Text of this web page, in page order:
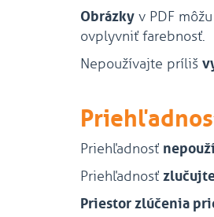
Obrázky v PDF
ovplyvniť farebnosť.
Nepoužívajte príliš
Priehľadnosť
Priehľadnosť
Priestor zlúčenia